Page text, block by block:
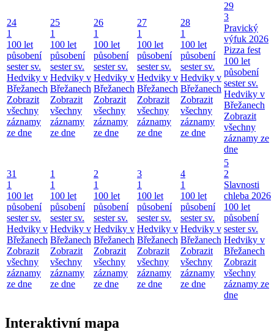
24
1
100 let
působení
sester sv.
Hedviky v
Břežanech
Zobrazit
všechny
záznamy
ze dne
25
1
100 let
působení
sester sv.
Hedviky v
Břežanech
Zobrazit
všechny
záznamy
ze dne
26
1
100 let
působení
sester sv.
Hedviky v
Břežanech
Zobrazit
všechny
záznamy
ze dne
27
1
100 let
působení
sester sv.
Hedviky v
Břežanech
Zobrazit
všechny
záznamy
ze dne
28
1
100 let
působení
sester sv.
Hedviky v
Břežanech
Zobrazit
všechny
záznamy
ze dne
29
3
Pravický
výfuk 2026
Pizza fest
100 let
působení
sester sv.
Hedviky v
Břežanech
Zobrazit
všechny
záznamy ze
dne
31
1
100 let
působení
sester sv.
Hedviky v
Břežanech
Zobrazit
všechny
záznamy
ze dne
1
1
100 let
působení
sester sv.
Hedviky v
Břežanech
Zobrazit
všechny
záznamy
ze dne
2
1
100 let
působení
sester sv.
Hedviky v
Břežanech
Zobrazit
všechny
záznamy
ze dne
3
1
100 let
působení
sester sv.
Hedviky v
Břežanech
Zobrazit
všechny
záznamy
ze dne
4
1
100 let
působení
sester sv.
Hedviky v
Břežanech
Zobrazit
všechny
záznamy
ze dne
5
2
Slavnosti
chleba 2026
100 let
působení
sester sv.
Hedviky v
Břežanech
Zobrazit
všechny
záznamy ze
dne
Interaktivní mapa